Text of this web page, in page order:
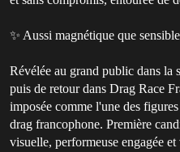
✨ Aussi magnétique que
Révélée au grand public dans la
puis de retour dans Drag Race
imposée comme l'une des
drag francophone. Première
visuelle, performeuse engagée